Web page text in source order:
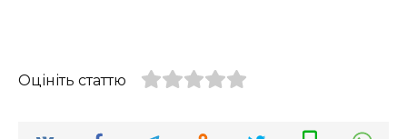
Оцініть статтю